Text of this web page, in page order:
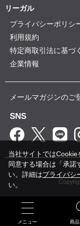
メニュー 商
リーガル
プライバシーポリシ
利用規約
特定商取引法に基づ
企業情報
メールマガジンのご
SNS
当社サイトでは
同意する場合は「承諾
い。詳細はプライバシ
い。